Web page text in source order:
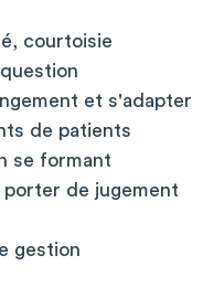
courtoisie
et s'adapter
de patients
se formant
porter de jugement
gestion